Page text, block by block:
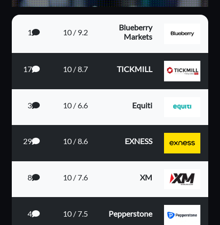
Blueberry
Markets
9.2 / 10
1
TICKMILL
8.7 / 10
17
Equiti
6.6 / 10
3
EXNESS
8.6 / 10
29
XM
7.6 / 10
8
Pepperstone
7.5 / 10
4